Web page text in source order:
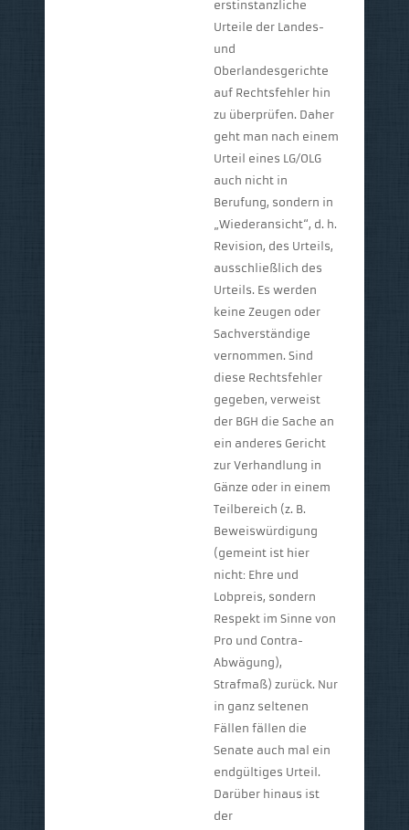
erstinstanzliche
Urteile der Landes-
und
Oberlandesgerichte
auf Rechtsfehler hin
zu überprüfen. Daher
geht man nach einem
Urteil eines LG/OLG
auch nicht in
Berufung, sondern in
„Wiederansicht“, d. h.
Revision, des Urteils,
ausschließlich des
Urteils. Es werden
keine Zeugen oder
Sachverständige
vernommen. Sind
diese Rechtsfehler
gegeben, verweist
der BGH die Sache an
ein anderes Gericht
zur Verhandlung in
Gänze oder in einem
Teilbereich (z. B.
Beweiswürdigung
(gemeint ist hier
nicht: Ehre und
Lobpreis, sondern
Respekt im Sinne von
Pro und Contra-
Abwägung),
Strafmaß) zurück. Nur
in ganz seltenen
Fällen fällen die
Senate auch mal ein
endgültiges Urteil.
Darüber hinaus ist
der